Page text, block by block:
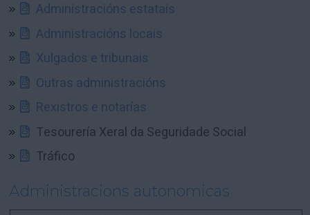
Administracións estatais
Administracións locais
Xulgados e tribunais
Outras administracións
Rexistros e notarías
Tesourería Xeral da Seguridade Social
Tráfico
Administracions autonomicas